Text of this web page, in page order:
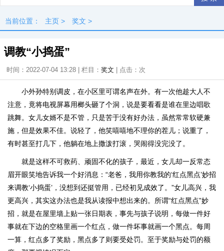
当前位置： 主页 > 奖文 >
调教“小捣蛋”
时间：2022-07-04 13:28 | 栏目： 奖文 | 点击： 次
小外孙特别调皮，在小区里可谓名声在外。有一次他趁大人不
注意，竟将电视屏幕用榔头砸了个洞，说是要看看是谁在里边唱歌
跳舞。女儿女婿不是不管，只是苦于没有好办法，虽然常常软硬兼
施，但是效果不佳。说轻了，他笑嘻嘻地不理你的茬儿；说重了，
有时甚至打几下，他躺在地上撒泼打滚，哭闹得没完没了。
就是这样不可救药、顽固不化的孩子，最近，女儿却一反常态
眉开眼笑地告诉我一个好消息：“老爸，我用你教我的‘红点黑点’妙招
来调教‘小捣蛋’，没想到还挺管用，已经初见成效了。”女儿高兴，我
更高兴，其实这办法也是我从读报中想出来的。所谓“红点黑点”妙
招，就是在屋里墙上贴一张日期表，事先与孩子说明，每做一件好
事就在下边的空格里画一个红点，做一件坏事就画一个黑点。每周
一算，红点多了奖励，黑点多了则要受处罚。至于奖励与处罚的额